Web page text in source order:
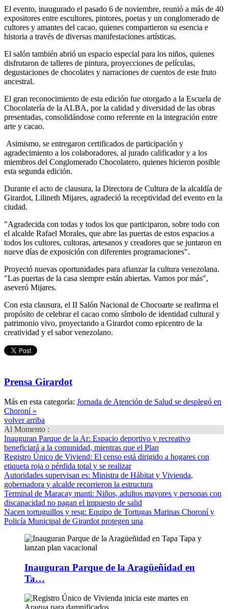
El evento, inaugurado el pasado 6 de noviembre, reunió a más de 40
expositores entre escultores, pintores, poetas y un conglomerado de
cultores y amantes del cacao, quienes compartieron su esencia e
historia a través de diversas manifestaciones artísticas.
El salón también abrió un espacio especial para los niños, quienes
disfrutaron de talleres de pintura, proyecciones de películas,
degustaciones de chocolates y narraciones de cuentos de este fruto
ancestral.
El gran reconocimiento de esta edición fue otorgado a la Escuela de
Chocolatería de la ALBA, por la calidad y diversidad de las obras
presentadas, consolidándose como referente en la integración entre
arte y cacao.
Asimismo, se entregaron certificados de participación y
agradecimiento a los colaboradores, al jurado calificador y a los
miembros del Conglomerado Chocolatero, quienes hicieron posible
esta segunda edición.
Durante el acto de clausura, la Directora de Cultura de la alcaldía de
Girardot, Lilineth Mijares, agradeció la receptividad del evento en la
ciudad.
"Agradecida con todas y todos los que participaron, sobre todo con
el alcalde Rafael Morales, que abre las puertas de estos espacios a
todos los cultores, cultoras, artesanos y creadores que se juntaron en
nueve días de exposición con diferentes programaciones".
Proyectó nuevas oportunidades para afianzar la cultura venezolana.
"Las puertas de la casa siempre están abiertas. Vamos por más",
aseveró Mijares.
Con esta clausura, el II Salón Nacional de Chocoarte se reafirma el
propósito de celebrar el cacao como símbolo de identidad cultural y
patrimonio vivo, proyectando a Girardot como epicentro de la
creatividad y el sabor venezolano.
Prensa Girardot
Más en esta categoría: Jornada de Atención de Salud se desplegó en
Choroní »
volver arriba
Al Momento :
Inauguran Parque de la Ar: Espacio deportivo y recreativo
beneficiará a la comunidad, mientras que el Plan
Registro Único de Viviend: El censo está dirigido a hogares con
etiqueta roja o pérdida total y se realizar
Autoridades supervisan es: Ministra de Hábitat y Vivienda,
gobernadora y alcalde recorrieron la estructura
Terminal de Maracay manti: Niños, adultos mayores y personas con
discapacidad no pagan el impuesto de salid
Nacen tortuguillos y resg: Equipo de Tortugas Marinas Choroní y
Policía Municipal de Girardot protegen una
Inauguran Parque de la Aragüeñidad en
Ta…